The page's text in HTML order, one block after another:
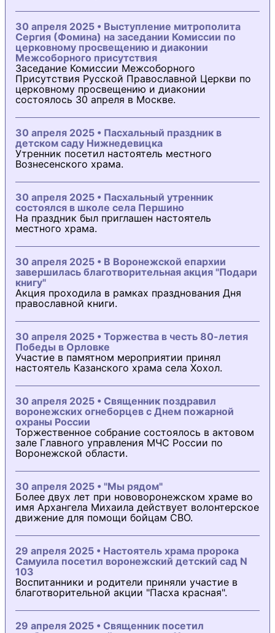
30 апреля 2025 • Выступление митрополита
Сергия (Фомина) на заседании Комиссии по
церковному просвещению и диаконии
Межсоборного присутствия
Заседание Комиссии Межсоборного
Присутствия Русской Православной Церкви по
церковному просвещению и диаконии
состоялось 30 апреля в Москве.
30 апреля 2025 • Пасхальный праздник в
детском саду Нижнедевицка
Утренник посетил настоятель местного
Вознесенского храма.
30 апреля 2025 • Пасхальный утренник
состоялся в школе села Першино
На праздник был приглашен настоятель
местного храма.
30 апреля 2025 • В Воронежской епархии
завершилась благотворительная акция "Подари
книгу"
Акция проходила в рамках празднования Дня
православной книги.
30 апреля 2025 • Торжества в честь 80-летия
Победы в Орловке
Участие в памятном мероприятии принял
настоятель Казанского храма села Хохол.
30 апреля 2025 • Священник поздравил
воронежских огнеборцев с Днем пожарной
охраны России
Торжественное собрание состоялось в актовом
зале Главного управления МЧС России по
Воронежской области.
30 апреля 2025 • "Мы рядом"
Более двух лет при нововоронежском храме во
имя Архангела Михаила действует волонтерское
движение для помощи бойцам СВО.
29 апреля 2025 • Настоятель храма пророка
Самуила посетил воронежский детский сад N
103
Воспитанники и родители приняли участие в
благотворительной акции "Пасха красная".
29 апреля 2025 • Священник посетил